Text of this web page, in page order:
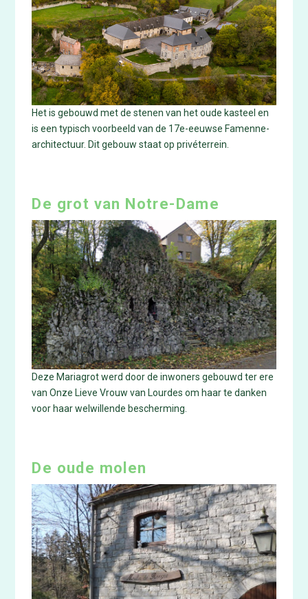
Het is gebouwd met de stenen van het oude kasteel en
is een typisch voorbeeld van de 17e-eeuwse Famenne-
architectuur. Dit gebouw staat op privéterrein.
De grot van Notre-Dame
Deze Mariagrot werd door de inwoners gebouwd ter ere
van Onze Lieve Vrouw van Lourdes om haar te danken
voor haar welwillende bescherming.
De oude molen